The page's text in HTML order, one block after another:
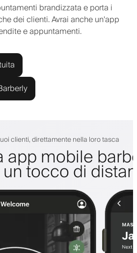
brandizzata e porta i
dei clienti. Avrai anche un'app
e appuntamenti.
clienti, direttamente nella loro tasca
app mobile
tocco di